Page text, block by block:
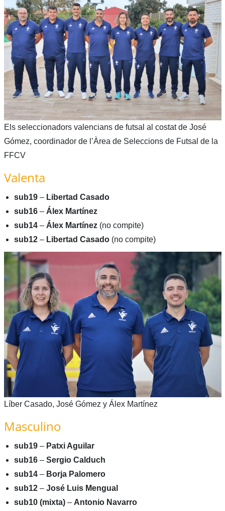
Els seleccionadors valencians de futsal al costat de José
Gómez, coordinador de l’Àrea de Seleccions de Futsal de la
FFCV
Valenta
sub19– Libertad Casado
sub16– Álex Martínez
sub14– Álex Martínez(no compite)
sub12– Libertad Casado(no compite)
Líber Casado, José Gómez y Álex Martínez
Masculino
sub19– Patxi Aguilar
sub16– Sergio Calduch
sub14– Borja Palomero
sub12– José Luis Mengual
sub10 (mixta)– Antonio Navarro